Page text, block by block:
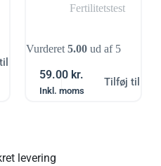
kurv
Fertilitetstest
Vurderet5.00ud af 5
59.00 kr.
Inkl. moms
Tilføj til
levering